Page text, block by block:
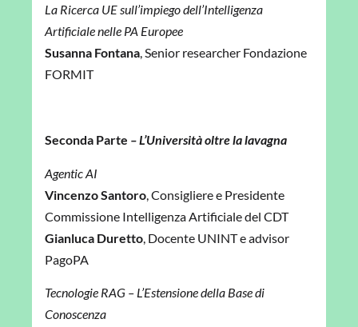
La Ricerca UE sull’impiego dell’Intelligenza
Artificialenelle PA Europee
Susanna Fontana , Senior researcher Fondazione
FORMIT
Seconda Parte –L’Università oltre la lavagna
Agentic AI
Vincenzo Santoro , Consigliere e Presidente
Commissione Intelligenza Artificiale del CDT
Gianluca Duretto Docente UNINT e advisor
PagoPA
Tecnologie RAG – L’Estensione della Base di
Conoscenza